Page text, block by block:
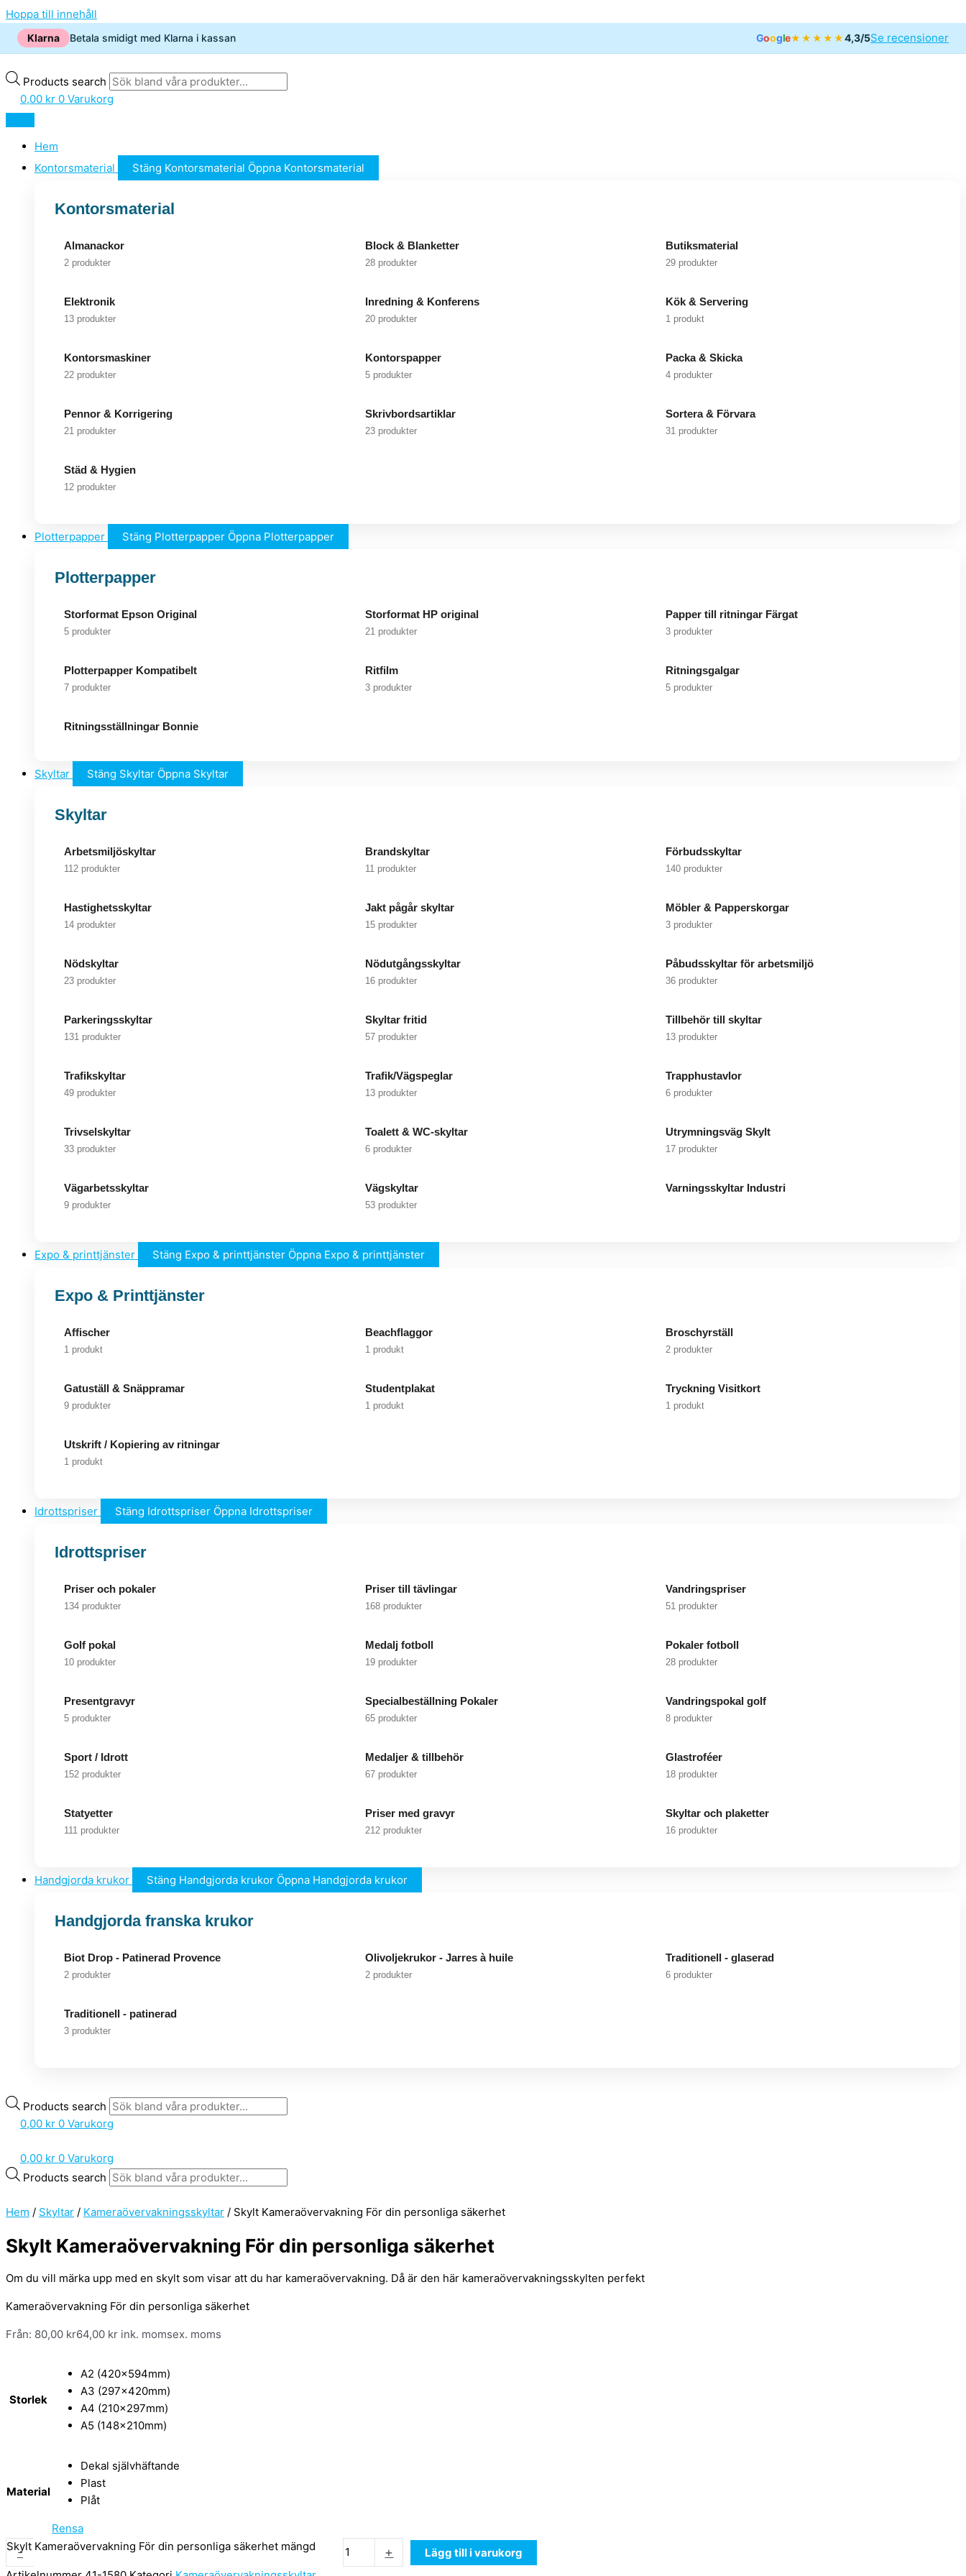
Hoppa till innehåll
Klarna Betala smidigt med Klarna i kassan Google★★★★★4,3/5Se recensioner
Products search
0,00 kr 0 Varukorg
Hem
Kontorsmaterial
Stäng Kontorsmaterial Öppna Kontorsmaterial
Kontorsmaterial
Almanackor
2 produkter
Block & Blanketter
28 produkter
Butiksmaterial
29 produkter
Elektronik
13 produkter
Inredning & Konferens
20 produkter
Kök & Servering
1 produkt
Kontorsmaskiner
22 produkter
Kontorspapper
5 produkter
Packa & Skicka
4 produkter
Pennor & Korrigering
21 produkter
Skrivbordsartiklar
23 produkter
Sortera & Förvara
31 produkter
Städ & Hygien
12 produkter
Plotterpapper Stäng Plotterpapper Öppna Plotterpapper
Plotterpapper
Storformat Epson Original
5 produkter
Storformat HP original
21 produkter
Papper till ritningar Färgat
3 produkter
Plotterpapper Kompatibelt
7 produkter
Ritfilm
3 produkter
Ritningsgalgar
5 produkter
Ritningsställningar Bonnie
Skyltar Stäng Skyltar Öppna Skyltar
Skyltar
Arbetsmiljöskyltar
112 produkter
Brandskyltar
11 produkter
Förbudsskyltar
140 produkter
Hastighetsskyltar
14 produkter
Jakt pågår skyltar
15 produkter
Möbler & Papperskorgar
3 produkter
Nödskyltar
23 produkter
Nödutgångsskyltar
16 produkter
Påbudsskyltar för arbetsmiljö
36 produkter
Parkeringsskyltar
131 produkter
Skyltar fritid
57 produkter
Tillbehör till skyltar
13 produkter
Trafikskyltar
49 produkter
Trafik/Vägspeglar
13 produkter
Trapphustavlor
6 produkter
Trivselskyltar
33 produkter
Toalett & WC-skyltar
6 produkter
Utrymningsväg Skylt
17 produkter
Vägarbetsskyltar
9 produkter
Vägskyltar
53 produkter
Varningsskyltar Industri
Expo & printtjänster Stäng Expo & printtjänster Öppna Expo & printtjänster
Expo & Printtjänster
Affischer
1 produkt
Beachflaggor
1 produkt
Broschyrställ
2 produkter
Gatuställ & Snäppramar
9 produkter
Studentplakat
1 produkt
Tryckning Visitkort
1 produkt
Utskrift / Kopiering av ritningar
1 produkt
Idrottspriser Stäng Idrottspriser Öppna Idrottspriser
Idrottspriser
Priser och pokaler
134 produkter
Priser till tävlingar
168 produkter
Vandringspriser
51 produkter
Golf pokal
10 produkter
Medalj fotboll
19 produkter
Pokaler fotboll
28 produkter
Presentgravyr
5 produkter
Specialbeställning Pokaler
65 produkter
Vandringspokal golf
8 produkter
Sport / Idrott
152 produkter
Medaljer & tillbehör
67 produkter
Glastroféer
18 produkter
Statyetter
111 produkter
Priser med gravyr
212 produkter
Skyltar och plaketter
16 produkter
Handgjorda krukor Stäng Handgjorda krukor Öppna Handgjorda krukor
Handgjorda franska krukor
Biot Drop - Patinerad Provence
2 produkter
Olivoljekrukor - Jarres à huile
2 produkter
Traditionell - glaserad
6 produkter
Traditionell - patinerad
3 produkter
Products search
0,00 kr 0 Varukorg
0,00 kr 0 Varukorg
Products search
Hem / Skyltar / Kameraövervakningsskyltar / Skylt Kameraövervakning För din personliga säkerhet
Skylt Kameraövervakning För din personliga säkerhet
Om du vill märka upp med en skylt som visar att du har kameraövervakning. Då är den här kameraövervakningsskylten perfekt
Kameraövervakning För din personliga säkerhet
Från: 80,00 kr64,00 kr ink. momsex. moms
Storlek
A2 (420x594mm)
A3 (297x420mm)
A4 (210x297mm)
A5 (148x210mm)
Material
Dekal självhäftande
Plast
Plåt
Rensa
-
Skylt Kameraövervakning För din personliga säkerhet mängd +
Lägg till i varukorg